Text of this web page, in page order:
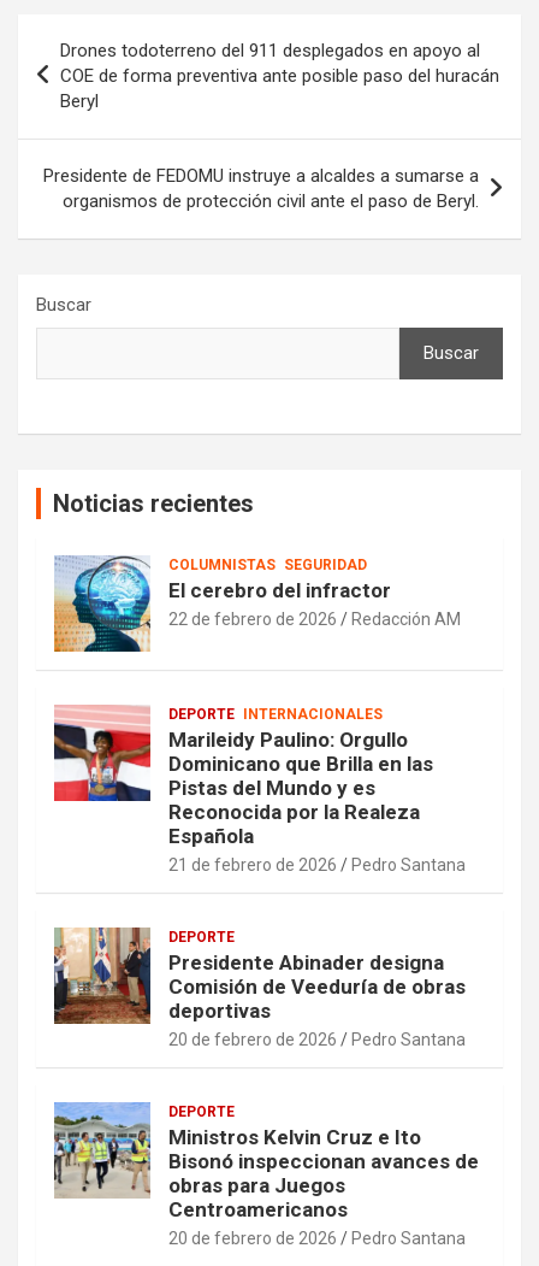
de
entradas
Drones todoterreno del 911 desplegados en apoyo al
COE de forma preventiva ante posible paso del huracán
Beryl
Presidente de FEDOMU instruye a alcaldes a sumarse a
organismos de protección civil ante el paso de Beryl.
Buscar
Buscar
Noticias recientes
COLUMNISTAS SEGURIDAD
El cerebro del infractor
22 de febrero de 2026 Redacción AM
DEPORTE INTERNACIONALES
Marileidy Paulino: Orgullo
Dominicano que Brilla en las
Pistas del Mundo y es
Reconocida por la Realeza
Española
21 de febrero de 2026 Pedro Santana
DEPORTE
Presidente Abinader designa
Comisión de Veeduría de obras
deportivas
20 de febrero de 2026 Pedro Santana
DEPORTE
Ministros Kelvin Cruz e Ito
Bisonó inspeccionan avances de
obras para Juegos
Centroamericanos
20 de febrero de 2026 Pedro Santana